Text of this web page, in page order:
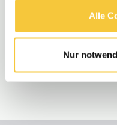
Alle
Nur